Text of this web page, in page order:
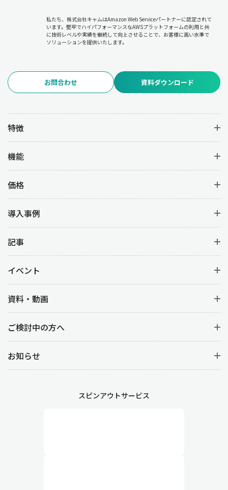
私たち、株式会社キャムはAmazon Web Serviceパートナーに認定されて
います。堅牢でハイパフォーマンスなAWSプラットフォームの利用と共
に技術レベルや実績を継続して向上させることで、お客様に高い水準で
ソリューションを提供いたします。
お問合わせ 資料ダウンロード
特徴
機能
価格
導入事例
記事
イベント
資料・動画
ご検討中の方へ
お知らせ
スピンアウトサービス